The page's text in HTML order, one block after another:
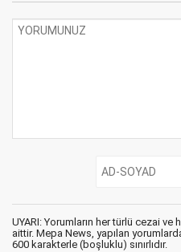
UYARI: Yorumların her türlü cezai
aittir. Mepa News, yapılan
600 karakterle (boşluklu) sınırlıdır.